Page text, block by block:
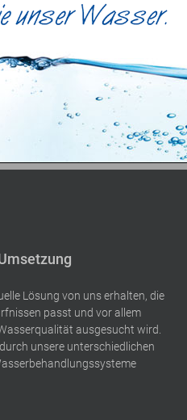
Lösung von uns erhalten, die
passt und vor allem
ausgesucht wird.
unsere unterschiedlichen